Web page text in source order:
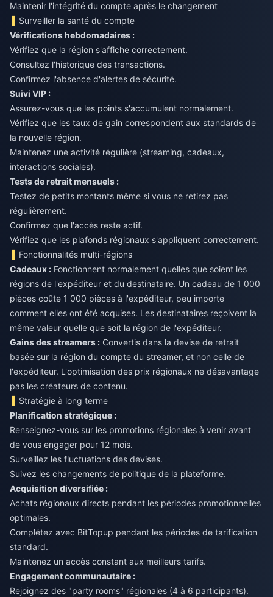
Maintenir l'intégrité du compte après le changement
Surveiller la santé du compte
Vérifications hebdomadaires :
Vérifiez que la région s'affiche correctement.
Consultez l'historique des transactions.
Confirmez l'absence d'alertes de sécurité.
Suivi VIP :
Assurez-vous que les points s'accumulent normalement.
Vérifiez que les taux de gain correspondent aux standards de
la nouvelle région.
Maintenez une activité régulière (streaming, cadeaux,
interactions sociales).
Tests de retrait mensuels :
Testez de petits montants même si vous ne retirez pas
régulièrement.
Confirmez que l'accès reste actif.
Vérifiez que les plafonds régionaux s'appliquent correctement.
Fonctionnalités multi-régions
Cadeaux : Fonctionnent normalement quelles que soient les
régions de l'expéditeur et du destinataire. Un cadeau de 1 000
pièces coûte 1 000 pièces à l'expéditeur, peu importe
comment elles ont été acquises. Les destinataires reçoivent la
même valeur quelle que soit la région de l'expéditeur.
Gains des streamers : Convertis dans la devise de retrait
basée sur la région du compte du streamer, et non celle de
l'expéditeur. L'optimisation des prix régionaux ne désavantage
pas les créateurs de contenu.
Stratégie à long terme
Planification stratégique :
Renseignez-vous sur les promotions régionales à venir avant
de vous engager pour 12 mois.
Surveillez les fluctuations des devises.
Suivez les changements de politique de la plateforme.
Acquisition diversifiée :
Achats régionaux directs pendant les périodes promotionnelles
optimales.
Complétez avec BitTopup pendant les périodes de tarification
standard.
Maintenez un accès constant aux meilleurs tarifs.
Engagement communautaire :
Rejoignez des "party rooms" régionales (4 à 6 participants).